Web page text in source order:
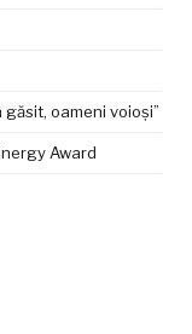
oameni voioși”
Award